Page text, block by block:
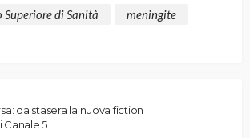
Superiore di Sanità
meningite
da stasera la nuova fiction
Canale 5